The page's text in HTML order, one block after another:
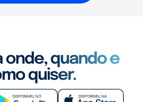
onde, quando e
quiser.